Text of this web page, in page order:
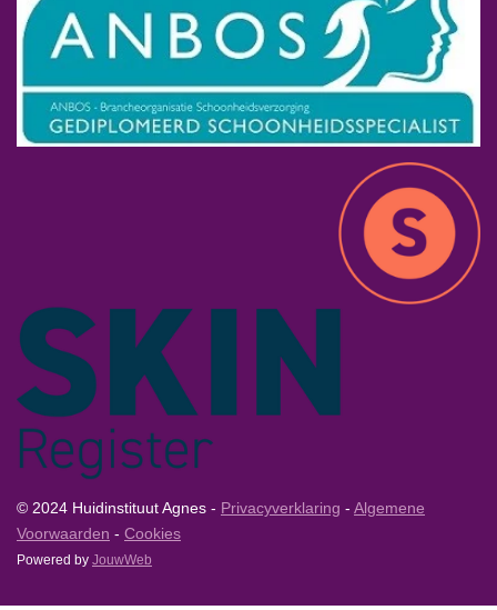
© 2024 Huidinstituut Agnes - Privacyverklaring - Algemene
Voorwaarden - Cookies
Powered by JouwWeb